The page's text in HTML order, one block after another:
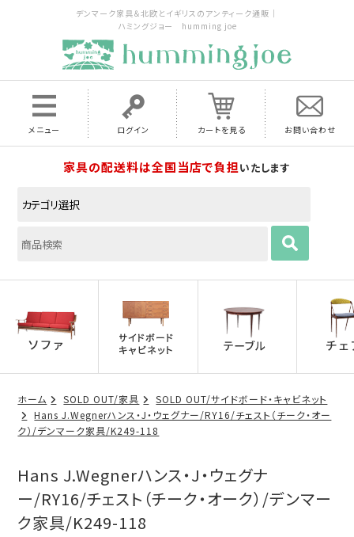
デンマーク家具＆北欧とイギリスのアンティーク通販｜
ハミングジョー humming joe
メニュー ログイン カートを見る お問い合わせ
家具の配送料は全国当店で負担いたします
ホーム SOLD OUT/家具
SOLD OUT/サイドボード・キャビネット
Hans J.Wegnerハンス・J・ウェグナー/RY16/チェスト（チーク・オー
ク）/デンマーク家具/K249-118
Hans J.Wegnerハンス・J・ウェグナ
ー/RY16/チェスト（チーク・オーク）/デンマー
ク家具/K249-118